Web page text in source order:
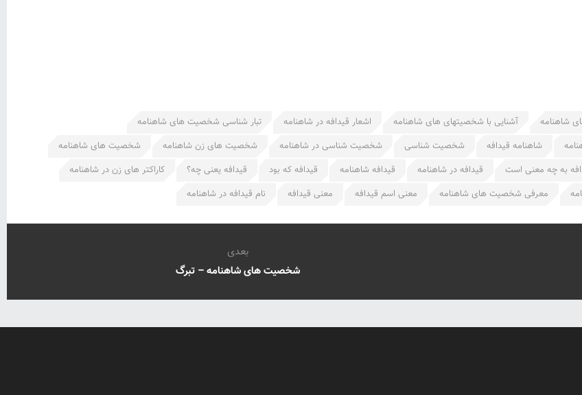
شاهنامه آشنایی با شخصیتهای های شاهنامه اشعار قیدافه در شاهنامه
تبار شناسی شخصیت های شاهنامه
شاهنامه قیدافه شخصیت شناسی شخصیت شناسی در شاهنامه شخصیت های زن شاهنامه
شخصیت های شاهنامه
به چه معنی است قیدافه در شاهنامه قیدافه شاهنامه قیدافه که بود قیدافه یعنی چه؟
کاراکتر های زن در شاهنامه
معرفی شخصیت های شاهنامه معنی اسم قیدافه معنی قیدافه نام قیدافه در شاهنامه
بعدی
شخصیت های شاهنامه – تبرگ